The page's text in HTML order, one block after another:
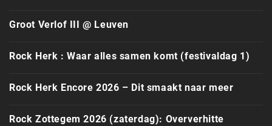
Groot Verlof III @ Leuven
Rock Herk : Waar alles samen komt (festivaldag 1)
Rock Herk Encore 2026 – Dit smaakt naar meer
Rock Zottegem 2026 (zaterdag): Oververhitte